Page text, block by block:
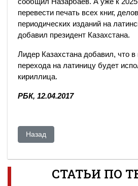
перевести печать всех книг,
периодических изданий на
добавил президент Казахстана.
Лидер Казахстана добавил, что
перехода на латиницу будет
кириллица.
РБК, 12.04.2017
Предыдущий: Почему США не
Назад
СТАТЬИ ПО